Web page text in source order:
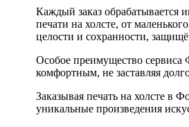
Каждый заказ обрабатывается
печати на холсте, от
целости и сохранности,
Особое преимущество сервиса
комфортным, не заставляя
Заказывая печать на холсте в
уникальные произведения